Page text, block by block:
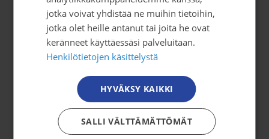
Tilaa uutiskirje
Tule mukaan
Mitä me teemme?
Jäsenyys
jotka voivat yhdistää ne muihin tietoihin,
jotka olet heille antanut tai joita he ovat
keränneet käyttäessäsi palveluitaan.
Henkilötietojen käsittelystä
HYVÄKSY KAIKKI
SALLI VÄLTTÄMÄTTÖMÄT